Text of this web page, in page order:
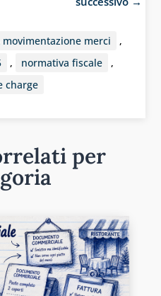
movimentazione merci
,
, normativa fiscale
,
charge
per